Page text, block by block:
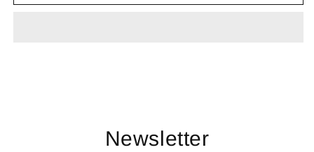
Newsletter